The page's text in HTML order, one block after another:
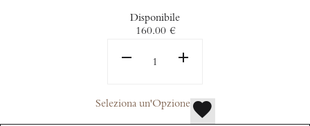
Disponibile
€
160.00
Seleziona un'Opzione